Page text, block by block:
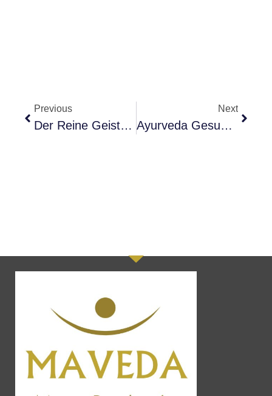
Previous
Der Reine Geisteszustand – Sattva
Next
Ayurveda Gesundheitsberater Online